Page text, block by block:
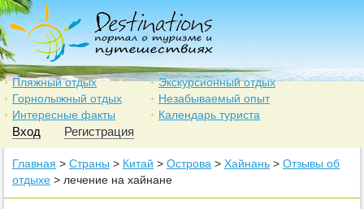
Пляжный отдых
Экскурсионный отдых
Горнолыжный отдых
Незабываемый опыт
Интересные факты
Календарь туриста
Вход Регистрация
Главная > Страны > Китай > Острова > Хайнань > Отзывы об
отдыхе > лечение на хайнане